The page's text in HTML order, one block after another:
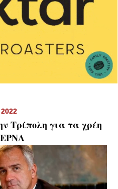
Τρίπολη για τα χρέη